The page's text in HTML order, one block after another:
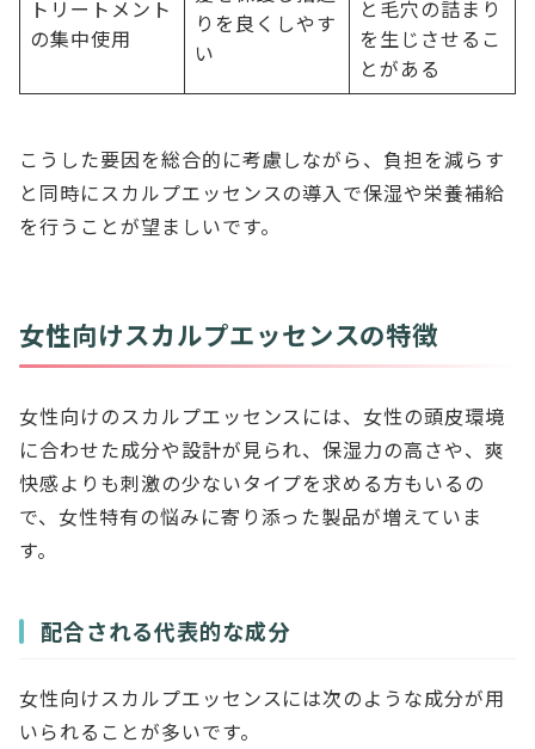
トリートメント
の集中使用
りを良くしやす
い
と毛穴の詰まり
を生じさせるこ
とがある
こうした要因を総合的に考慮しながら、負担を減らす
と同時にスカルプエッセンスの導入で保湿や栄養補給
を行うことが望ましいです。
女性向けスカルプエッセンスの特徴
女性向けのスカルプエッセンスには、女性の頭皮環境
に合わせた成分や設計が見られ、保湿力の高さや、爽
快感よりも刺激の少ないタイプを求める方もいるの
で、女性特有の悩みに寄り添った製品が増えていま
す。
配合される代表的な成分
女性向けスカルプエッセンスには次のような成分が用
いられることが多いです。